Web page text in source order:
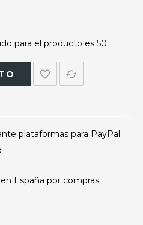
para el producto es 50.
favorite_border cached
plataformas para PayPal
España por compras